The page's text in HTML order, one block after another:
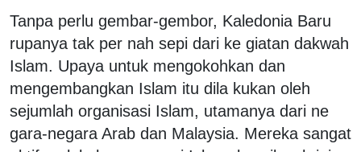
Tanpa perlu gembar-gembor, Kaledonia Baru
rupanya tak per nah sepi dari ke giatan dakwah
Islam. Upaya untuk mengokohkan dan
mengembangkan Islam itu dila kukan oleh
sejumlah organisasi Islam, utamanya dari ne
gara-negara Arab dan Malaysia. Mereka sangat